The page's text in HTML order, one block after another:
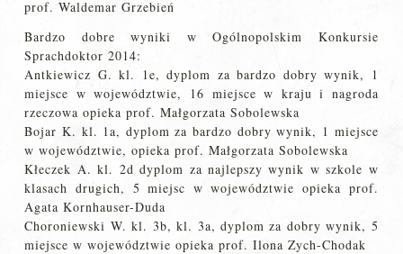
prof. Waldemar Grzebień
Bardzo dobre wyniki w Ogólnopolskim Konkursie
Sprachdoktor 2014:
Antkiewicz G. kl. 1e, dyplom za bardzo dobry wynik, 1
miejsce w województwie, 16 miejsce w kraju i nagroda
rzeczowa opieka prof. Małgorzata Sobolewska
Bojar K. kl. 1a, dyplom za bardzo dobry wynik, 1 miejsce
w województwie, opieka prof. Małgorzata Sobolewska
Kłeczek A. kl. 2d dyplom za najlepszy wynik w szkole w
klasach drugich, 5 miejsc w województwie opieka prof.
Agata Kornhauser-Duda
Choroniewski W. kl. 3b, kl. 3a, dyplom za dobry wynik, 5
miejsce w województwie opieka prof. Ilona Zych-Chodak